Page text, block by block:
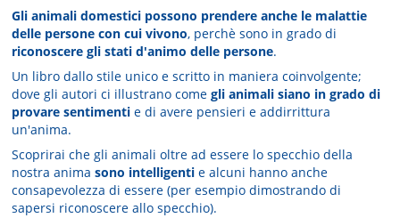
Gli animali domestici possono prendere anche le malattie
delle persone con cui vivono, perchè sono in grado di
riconoscere gli stati d'animo delle persone.
Un libro dallo stile unico e scritto in maniera coinvolgente;
dove gli autori ci illustrano comegli animali siano in grado di
provare sentimenti e di avere pensieri e addirrittura
un'anima.
Scoprirai che gli animali oltre ad essere lo specchio della
nostra animasono intelligenti e alcuni hanno anche
consapevolezza di essere (per esempio dimostrando di
sapersi riconoscere allo specchio).